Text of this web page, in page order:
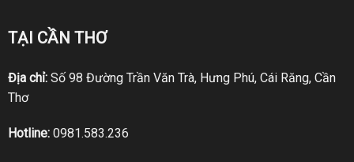
TẠI CẦN THƠ
Địa chỉ:Số 98 Đường Trần Văn Trà, Hưng Phú, Cái Răng, Cần
Thơ
Hotline: 0981.583.236